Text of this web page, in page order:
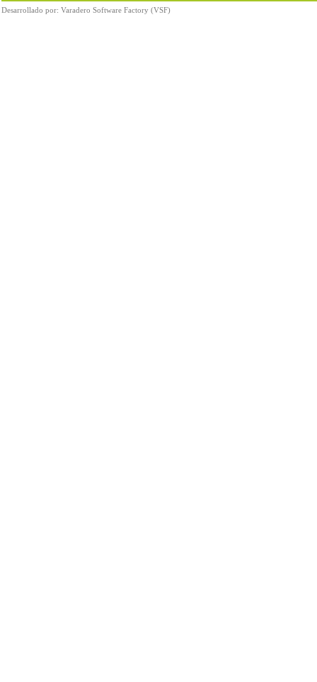
Desarrollado por: Varadero Software Factory (VSF)